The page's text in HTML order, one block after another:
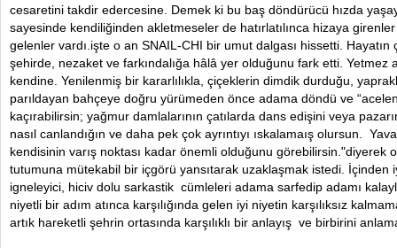
cesaretini takdir edercesine. Demek ki bu baş döndürücü hızda
sayesinde kendiliğinden akletmeseler de hatırlatılınca hizaya
gelenler vardı.işte o an SNAIL-CHI bir umut dalgası hissetti. Hayatın
şehirde, nezaket ve farkındalığa hâlâ yer olduğunu fark etti. Yetmez
kendine. Yenilenmiş bir kararlılıkla, çiçeklerin dimdik durduğu,
parıldayan bahçeye doğru yürümeden önce adama döndü ve
kaçırabilirsin; yağmur damlalarının çatılarda dans edişini veya
nasıl canlandığın ve daha pek çok ayrıntıyı ıskalamaış olursun.
kendisinin varış noktası kadar önemli olduğunu görebilirsin."diyerek
tutumuna mütekabil bir içgörü yansıtarak uzaklaşmak istedi. İçinden
igneleyici, hiciv dolu sarkastik cümleleri adama sarfedip adamı
niyetli bir adım atınca karşılığında gelen iyi niyetin karşılıksız
artık hareketli şehrin ortasında karşılıklı bir anlayış ve birbirini